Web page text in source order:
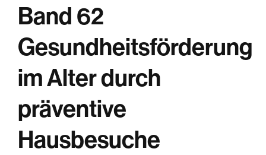
Band 62
Gesundheitsförderung
im Alter durch
präventive
Hausbesuche